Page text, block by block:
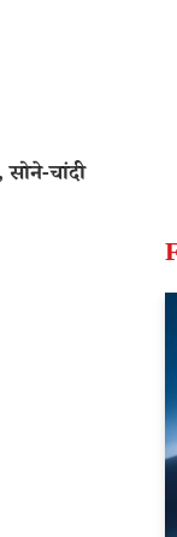
चांदी